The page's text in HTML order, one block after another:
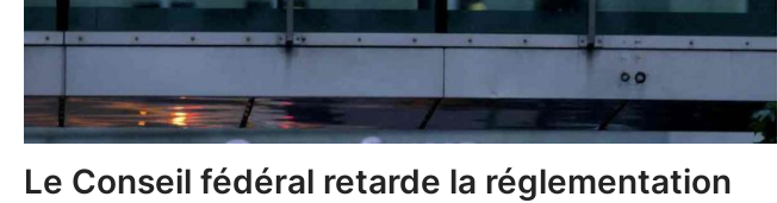
Le Conseil fédéral retarde la réglementation